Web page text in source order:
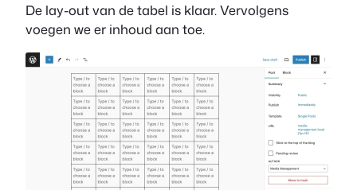
De lay-out van de tabel is klaar. Vervolgens
voegen we er inhoud aan toe.